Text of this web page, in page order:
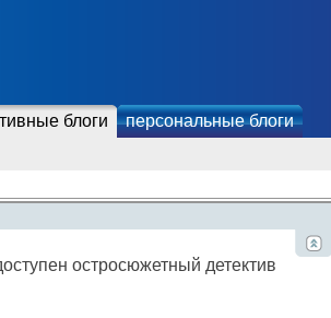
блоги персональные блоги
остросюжетный детектив